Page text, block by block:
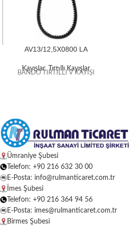
AV13/12,5X0800 LA
Kayışlar,Tırtıllı Kayışlar
BANDO TIRTILLI V KAYIŞI
Ümraniye Şubesi
Telefon: +90 216 632 30 00
E-Posta: info@rulmanticaret.com.tr
İmes Şubesi
Telefon: +90 216 364 94 56
E-Posta: imes@rulmanticaret.com.tr
Birmes Şubesi